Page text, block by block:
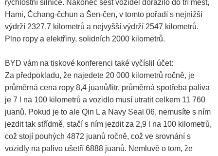
rychlostní silnice. Nakonec šest vozidel dorazilo do tří měst,
Hami, Čchang-čchun a Šen-čen, v tomto pořadí s nejnižší
výdrží 2327,7 kilometrů a nejvyšší výdrží 2547 kilometrů.
Plno ropy a elektřiny, solidních 2000 kilometrů.
BYD vám na tiskové konferenci také vyčíslil účet:
Za předpokladu, že najedete 20 000 kilometrů ročně, je
průměrná cena ropy 8,4 juanů/litr, průměrná spotřeba paliva
je 7 l na 100 kilometrů a vozidlo musí utratit celkem 11 760
juanů. Pokud je to ale Qin L a Navy Seal 06, nemusíte s ním
jezdit tak střídmě, stačí s ním jezdit za 2,9 l na 100 kilometrů,
což stojí pouhých 4872 juanů ročně, což ve srovnání s
vozidly na palivo ušetří 6888 juanů. Nemluvě o tom, že